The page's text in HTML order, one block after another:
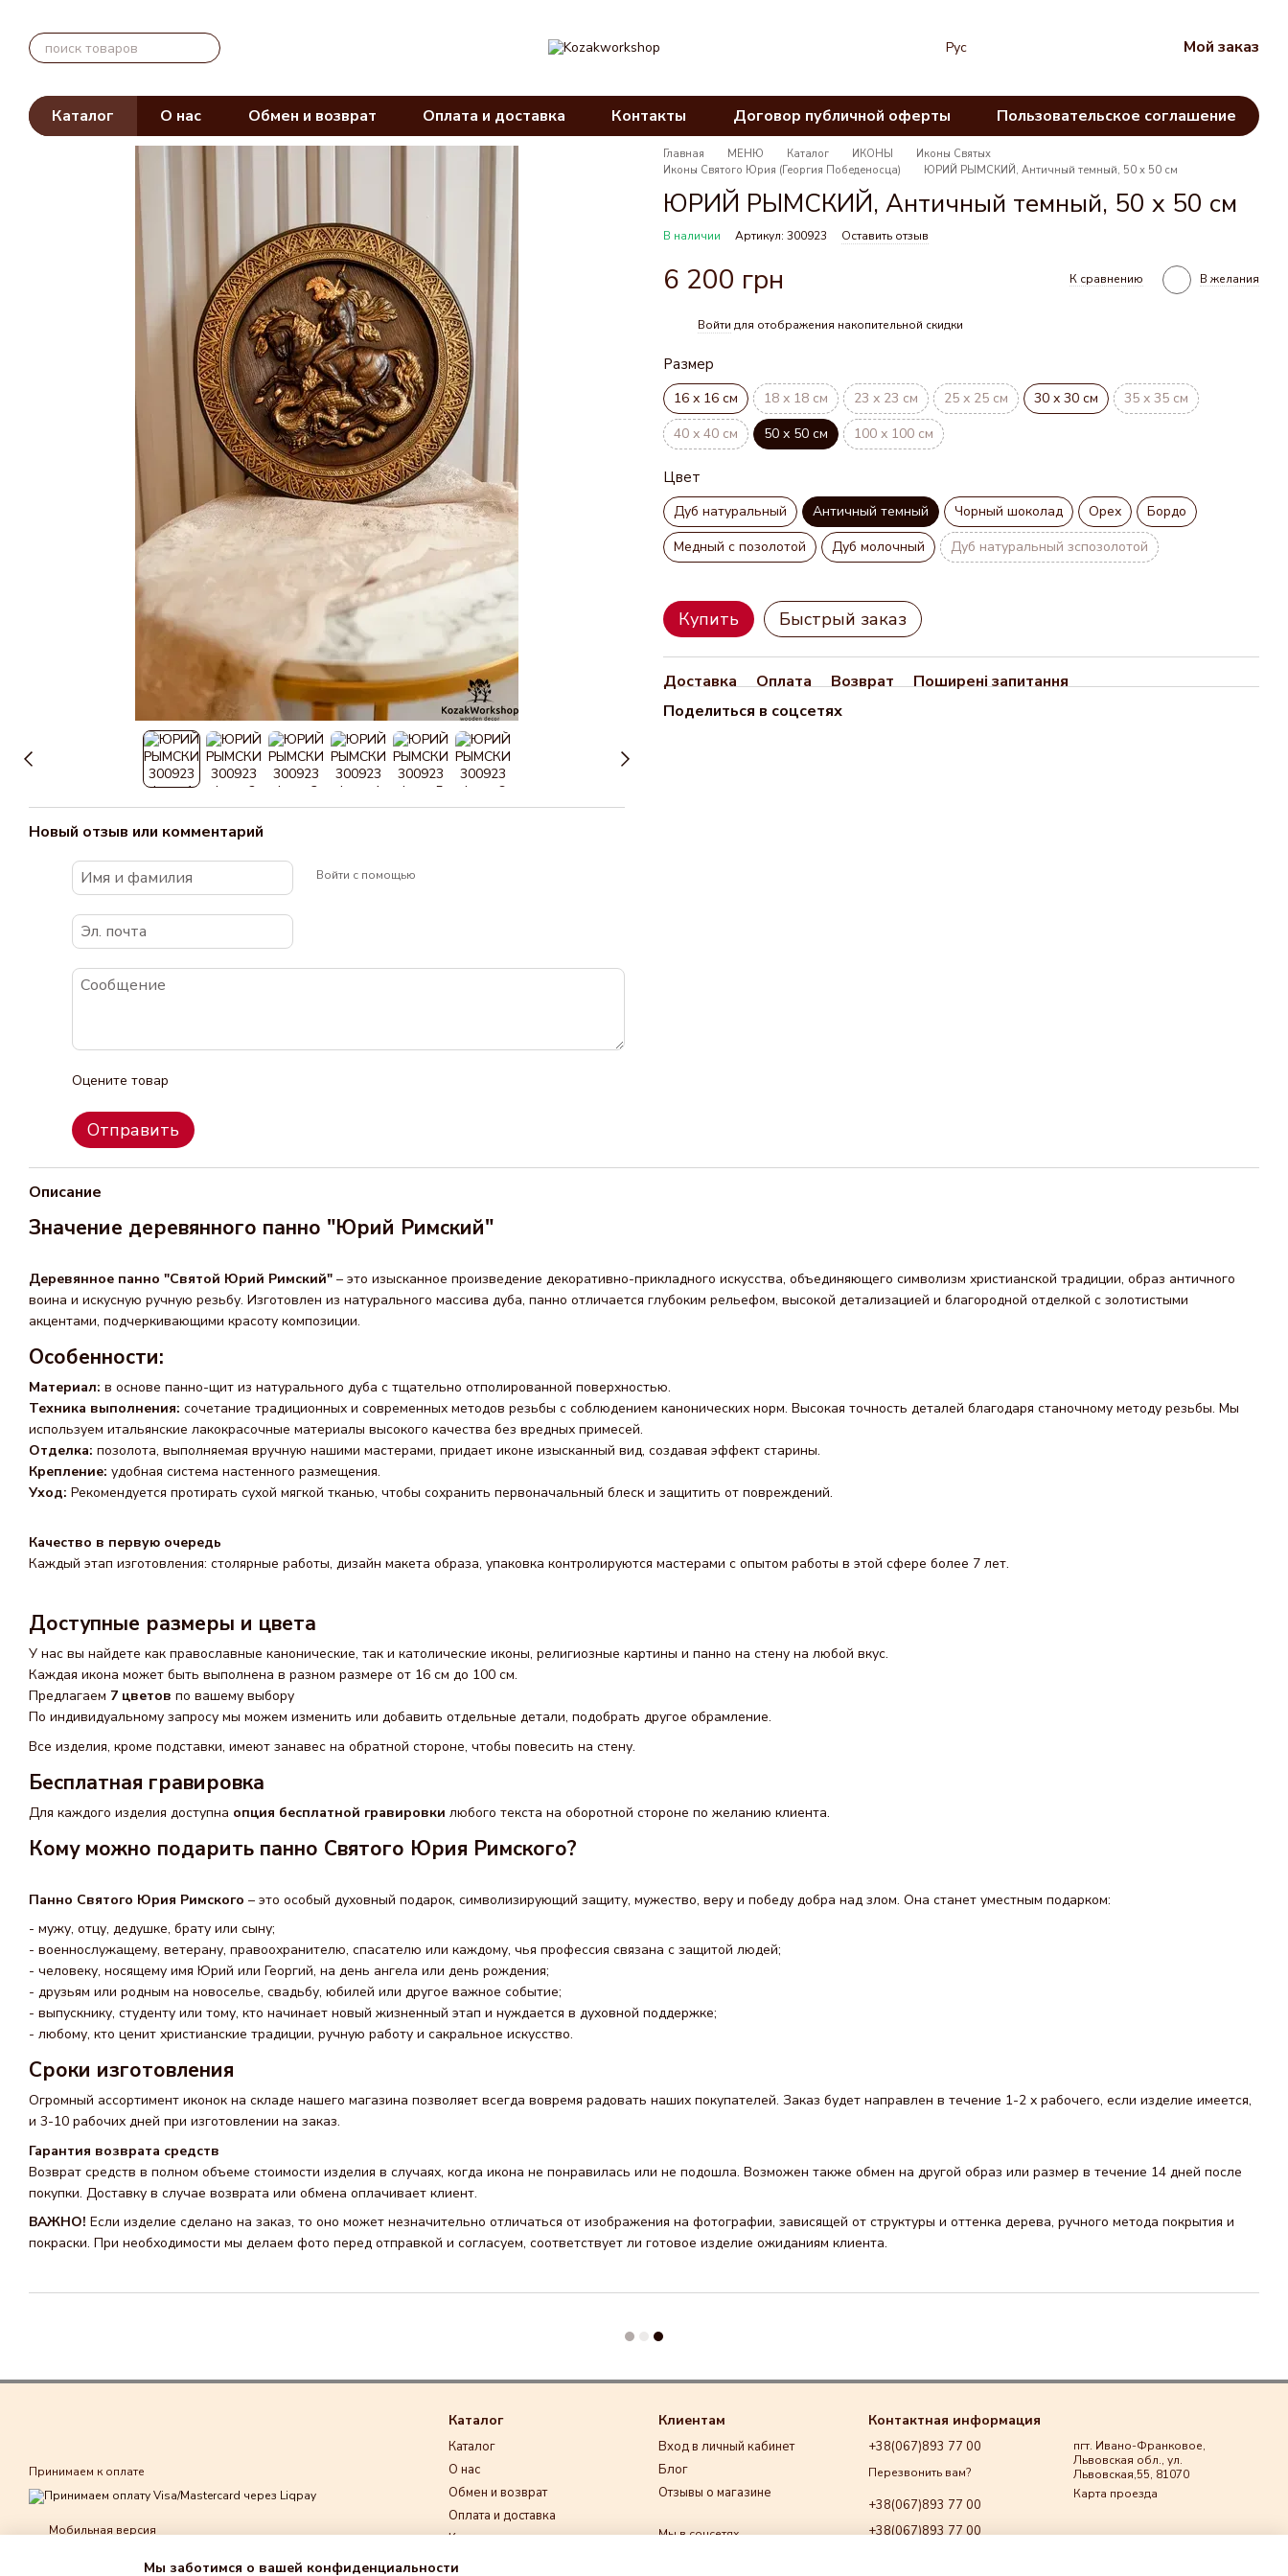
Рус
Мой заказ
Каталог О нас Обмен и возврат Оплата и доставка Контакты Договор публичной оферты Пользовательское соглашение
Новый отзыв или комментарий
Войти с помощью
Оцените товар
Отправить
Главная МЕНЮ Каталог ИКОНЫ
Иконы Святых
Иконы Святого Юрия (Георгия Победеносца)
ЮРИЙ РЫМСКИЙ, Античный темный, 50 х 50 см
ЮРИЙ РЫМСКИЙ, Античный темный, 50 х 50 см
В наличии Артикул: 300923 Оставить отзыв
6 200 грн К сравнению В желания
Войти для отображения накопительной скидки
Размер
16 х 16 см 18 х 18 см 23 х 23 см 25 х 25 см 30 х 30 см
35 х 35 см
40 х 40 см
50 х 50 см 100 х 100 см
Цвет
Дуб натуральный Античный темный Чорный шоколад Орех
Бордо
Медный с позолотой
Дуб молочный Дуб натуральный зспозолотой
Купить Быстрый заказ
Доставка Оплата Возврат
Поширені запитання
Поделиться в соцсетях
Описание
Значение деревянного панно "Юрий Римский"
Деревянное панно "Святой Юрий Римский" – это изысканное произведение декоративно-прикладного искусства, объединяющего символизм христианской традиции, образ античного
воина и искусную ручную резьбу. Изготовлен из натурального массива дуба, панно отличается глубоким рельефом, высокой детализацией и благородной отделкой с золотистыми
акцентами, подчеркивающими красоту композиции.
Особенности:
Материал: в основе панно-щит из натурального дуба с тщательно отполированной поверхностью.
Техника выполнения: сочетание традиционных и современных методов резьбы с соблюдением канонических норм. Высокая точность деталей благодаря станочному методу резьбы. Мы
используем итальянские лакокрасочные материалы высокого качества без вредных примесей.
Отделка: позолота, выполняемая вручную нашими мастерами, придает иконе изысканный вид, создавая эффект старины.
Крепление: удобная система настенного размещения.
Уход: Рекомендуется протирать сухой мягкой тканью, чтобы сохранить первоначальный блеск и защитить от повреждений.
Качество в первую очередь
Каждый этап изготовления: столярные работы, дизайн макета образа, упаковка контролируются мастерами с опытом работы в этой сфере более 7 лет.
Доступные размеры и цвета
У нас вы найдете как православные канонические, так и католические иконы, религиозные картины и панно на стену на любой вкус.
Каждая икона может быть выполнена в разном размере от 16 см до 100 см.
Предлагаем 7 цветов по вашему выбору
По индивидуальному запросу мы можем изменить или добавить отдельные детали, подобрать другое обрамление.
Все изделия, кроме подставки, имеют занавес на обратной стороне, чтобы повесить на стену.
Бесплатная гравировка
Для каждого изделия доступна опция бесплатной гравировки любого текста на оборотной стороне по желанию клиента.
Кому можно подарить панно Святого Юрия Римского?
Панно Святого Юрия Римского – это особый духовный подарок, символизирующий защиту, мужество, веру и победу добра над злом. Она станет уместным подарком:
- мужу, отцу, дедушке, брату или сыну;
- военнослужащему, ветерану, правоохранителю, спасателю или каждому, чья профессия связана с защитой людей;
- человеку, носящему имя Юрий или Георгий, на день ангела или день рождения;
- друзьям или родным на новоселье, свадьбу, юбилей или другое важное событие;
- выпускнику, студенту или тому, кто начинает новый жизненный этап и нуждается в духовной поддержке;
- любому, кто ценит христианские традиции, ручную работу и сакральное искусство.
Сроки изготовления
Огромный ассортимент иконок на складе нашего магазина позволяет всегда вовремя радовать наших покупателей. Заказ будет направлен в течение 1-2 х рабочего, если изделие имеется,
и 3-10 рабочих дней при изготовлении на заказ.
Гарантия возврата средств
Возврат средств в полном объеме стоимости изделия в случаях, когда икона не понравилась или не подошла. Возможен также обмен на другой образ или размер в течение 14 дней после
покупки. Доставку в случае возврата или обмена оплачивает клиент.
ВАЖНО! Если изделие сделано на заказ, то оно может незначительно отличаться от изображения на фотографии, зависящей от структуры и оттенка дерева, ручного метода покрытия и
покраски. При необходимости мы делаем фото перед отправкой и согласуем, соответствует ли готовое изделие ожиданиям клиента.
Принимаем к оплате
Мобильная версия
Каталог
Каталог
О нас
Обмен и возврат
Оплата и доставка
Контакты
Договор публичной оферты
Клиентам
Вход в личный кабинет
Блог
Отзывы о магазине
Мы в соцсетях
Контактная информация
+38(067)893 77 00
Перезвонить вам?
+38(067)893 77 00
+38(067)893 77 00
пгт. Ивано-Франковое,
Львовская обл., ул.
Львовская,55, 81070
Карта проезда
Мы заботимся о вашей конфиденциальности